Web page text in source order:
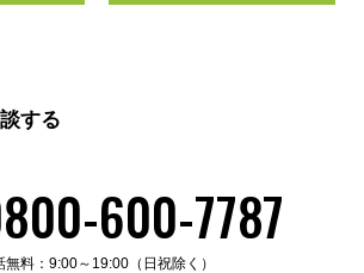
する
600-7787
無料：9:00～19:00（日祝除く）